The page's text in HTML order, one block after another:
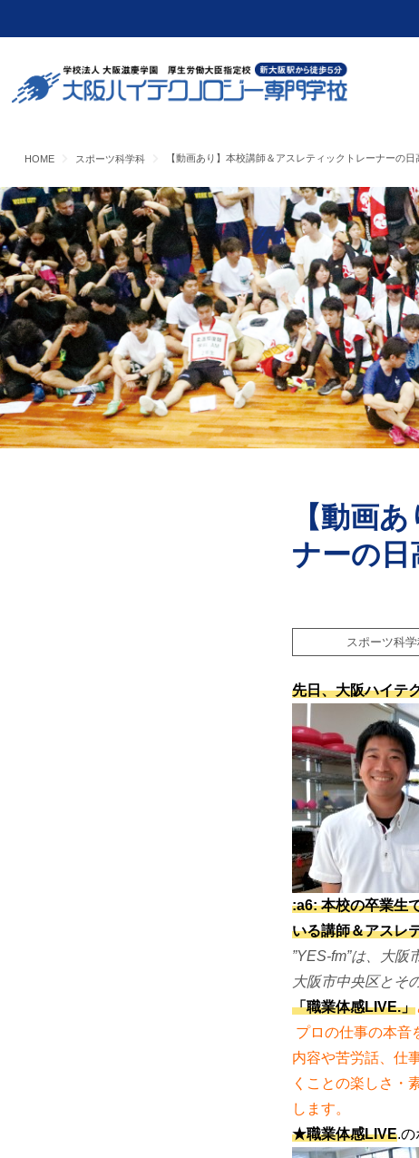
HOME スポーツ科学科 【動画あり】本校講師＆アスレティックトレーナーの日
【動画
ナーの日
スポーツ科
先日、大阪ハイテ
:a6: 本校の卒業生
いる講師＆アスレ
”YES-fm”は、大阪
大阪市中央区とそ
「職業体感LIVE.」
プロの仕事の本音
内容や苦労話、仕
くことの楽しさ・
します。
★職業体感LIVE.